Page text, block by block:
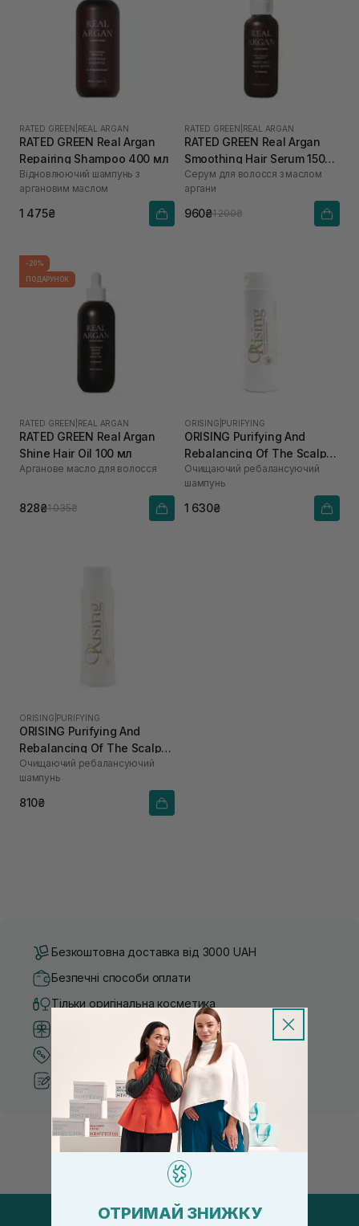
RATED GREEN REAL ARGAN
RATED GREEN Real Argan
Repairing Shampoo 400 мл
Відновлюючий шампунь з
аргановим маслом
1 475₴
RATED GREEN REAL ARGAN
RATED GREEN Real Argan
Smoothing Hair Serum 150
мл
Серум для волосся з маслом
аргани
960₴1 200₴
-20%
ПОДАРУНОК
RATED GREEN REAL ARGAN
RATED GREEN Real Argan
Shine Hair Oil 100 мл
Арганове масло для волосся
828₴1 035₴
ORISING PURIFYING
ORISING Purifying And
Rebalancing Of The Scalp
Shampoo 250 мл
Очищаючий ребалансуючий
шампунь
1 630₴
ORISING PURIFYING
ORISING Purifying And
Rebalancing Of The Scalp
Shampoo 100 мл
Очищаючий ребалансуючий
шампунь
810₴
Безкоштовна доставка від 3000 UAH
Безпечні способи оплати
Тільки оригінальна косметика
Система бонусів та лояльності
Кращі ціни та топ товари
Рекомендації від косметологів
ОТРИМАЙ ЗНИЖКУ